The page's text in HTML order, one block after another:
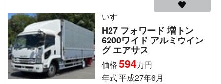
いすゞ
H27 フォワード 増トン
6200ワイド アルミウイン
グ エアサス
価格594万円
年式平成27年6月